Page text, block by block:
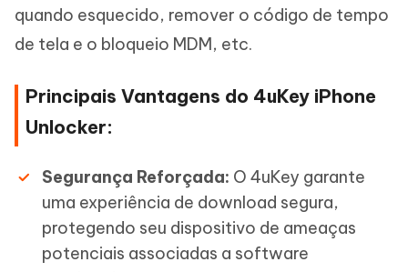
quando esquecido, remover o código de tempo
de tela e o bloqueio MDM, etc.
Principais Vantagens do 4uKey iPhone
Unlocker:
Segurança Reforçada: O 4uKey garante
uma experiência de download segura,
protegendo seu dispositivo de ameaças
potenciais associadas a software